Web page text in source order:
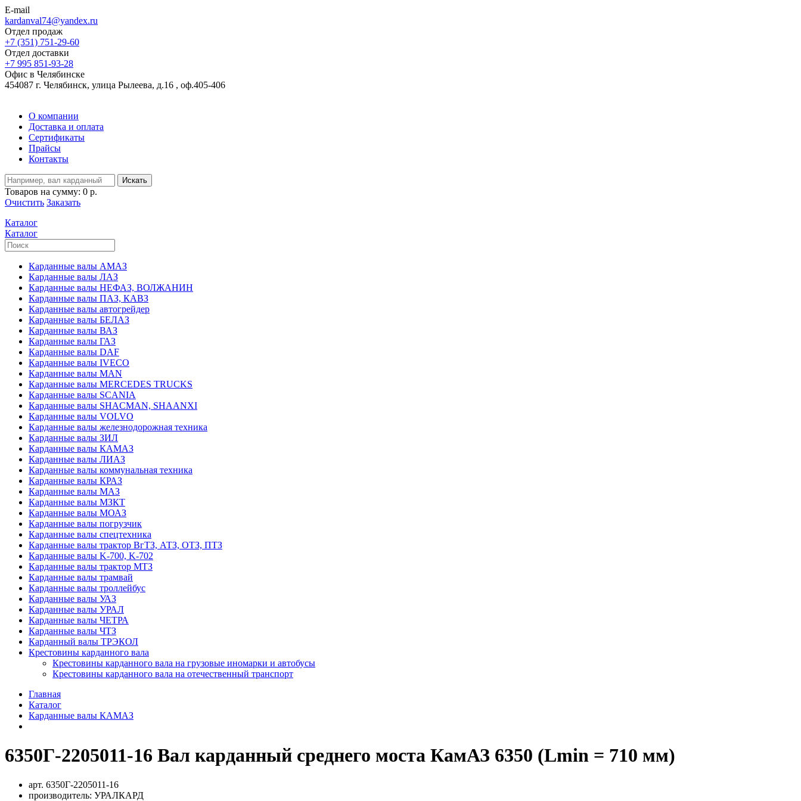
E-mail
kardanval74@yandex.ru
Отдел продаж
+7 (351) 751-29-60
Отдел доставки
+7 995 851-93-28
Офис в Челябинске
454087 г. Челябинск, улица Рылеева, д.16 , оф.405-406
О компании
Доставка и оплата
Сертификаты
Прайсы
Контакты
Искать
Товаров на сумму: 0 р.
Очистить Заказать
Каталог
Каталог
Карданные валы АМАЗ
Карданные валы ЛАЗ
Карданные валы НЕФАЗ, ВОЛЖАНИН
Карданные валы ПАЗ, КАВЗ
Карданные валы автогрейдер
Карданные валы БЕЛАЗ
Карданные валы ВАЗ
Карданные валы ГАЗ
Карданные валы DAF
Карданные валы IVECO
Карданные валы MAN
Карданные валы MERCEDES TRUCKS
Карданные валы SCANIA
Карданные валы SHACMAN, SHAANXI
Карданные валы VOLVO
Карданные валы железнодорожная техника
Карданные валы ЗИЛ
Карданные валы КАМАЗ
Карданные валы ЛИАЗ
Карданные валы коммунальная техника
Карданные валы КРАЗ
Карданные валы МАЗ
Карданные валы МЗКТ
Карданные валы МОАЗ
Карданные валы погрузчик
Карданные валы спецтехника
Карданные валы трактор ВгТЗ, АТЗ, ОТЗ, ПТЗ
Карданные валы K-700, K-702
Карданные валы трактор МТЗ
Карданные валы трамвай
Карданные валы троллейбус
Карданные валы УАЗ
Карданные валы УРАЛ
Карданные валы ЧЕТРА
Карданные валы ЧТЗ
Карданный валы ТРЭКОЛ
Крестовины карданного вала
Крестовины карданного вала на грузовые иномарки и автобусы
Крестовины карданного вала на отечественный транспорт
Главная
Каталог
Карданные валы КАМАЗ
6350Г-2205011-16 Вал карданный среднего моста КамАЗ 6350 (Lmin = 710 мм)
арт. 6350Г-2205011-16
производитель: УРАЛКАРД